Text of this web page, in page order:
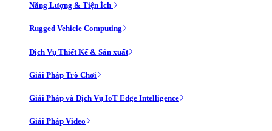
Năng Lượng & Tiện Ích
Rugged Vehicle Computing
Dịch Vụ Thiết Kế & Sản xuất
Giải Pháp Trò Chơi
Giải Pháp và Dịch Vụ IoT Edge Intelligence
Giải Pháp Video